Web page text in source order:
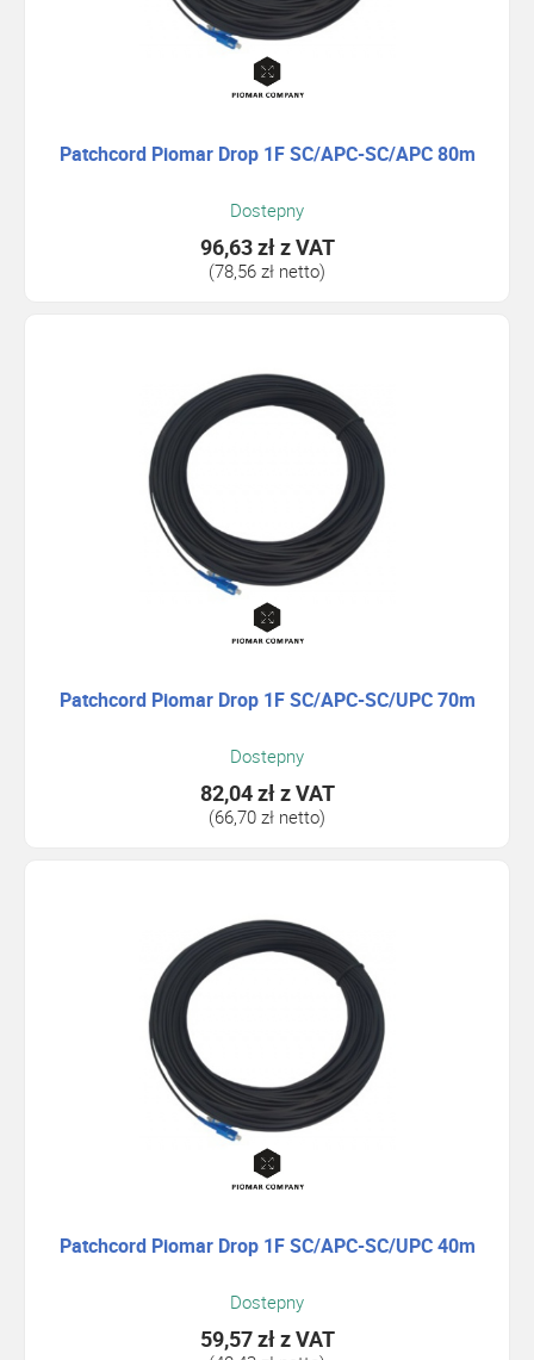
Patchcord Piomar Drop 1F SC/APC-SC/APC 80m
Dostepny
96,63 złz VAT
(78,56 zł netto)
Patchcord Piomar Drop 1F SC/APC-SC/UPC 70m
Dostepny
82,04 złz VAT
(66,70 zł netto)
Patchcord Piomar Drop 1F SC/APC-SC/UPC 40m
Dostepny
59,57 złz VAT